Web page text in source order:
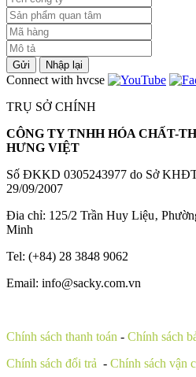
Gửi Nhập lại
Connect with hvcse
TRỤ SỞ CHÍNH
CÔNG TY TNHH HÓA CHẤT-
HƯNG VIỆT
Số ĐKKD 0305243977 do Sở
29/09/2007
Đia chỉ: 125/2 Trần Huy Liệu‚
Minh
Tel: (+84) 28 3848 9062
Email: info@sacky.com.vn
Chính sách thanh toán - Chính sách
Chính sách đổi trả - Chính sách vận